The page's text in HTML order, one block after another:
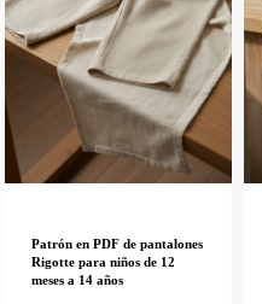
Patrón en PDF de pantalones
Rigotte para niños de 12
meses a 14 años